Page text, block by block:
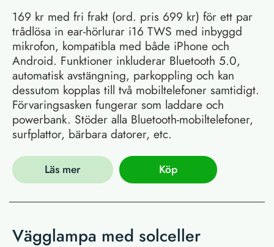
169 kr med fri frakt (ord. pris 699 kr) för ett par
trådlösa in ear-hörlurar i16 TWS med inbyggd
mikrofon, kompatibla med både iPhone och
Android. Funktioner inkluderar Bluetooth 5.0,
automatisk avstängning, parkoppling och kan
dessutom kopplas till två mobiltelefoner samtidigt.
Förvaringsasken fungerar som laddare och
powerbank. Stöder alla Bluetooth-mobiltelefoner,
surfplattor, bärbara datorer, etc.
Läs mer Köp
Vägglampa med solceller